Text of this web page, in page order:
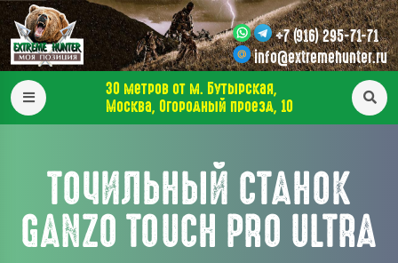
+7 (916) 295-71-71
info@extremehunter.ru
30 метров от м. Бутырская,
Москва, Огородный проезд, 10
ТОЧИЛЬНЫЙ СТАНОК
GANZO TOUCH PRO ULTRA